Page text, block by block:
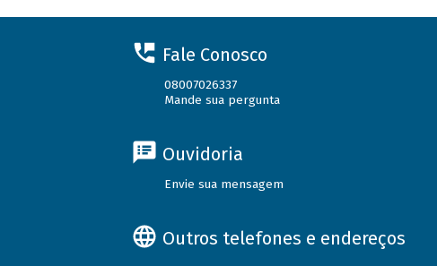
Fale Conosco
08007026337
Mande sua pergunta
Ouvidoria
Envie sua mensagem
Outros telefones e endereços